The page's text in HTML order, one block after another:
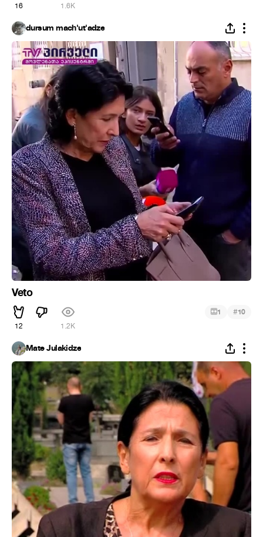
16 1.6K
dursum mach'ut'adze
Veto
12 1.2K
1 #10
Mate Julakidze